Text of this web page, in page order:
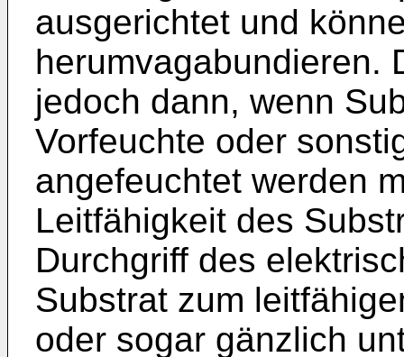
ausgerichtet und
herumvagabundieren.
jedoch dann, wenn
Vorfeuchte oder
angefeuchtet werden
Leitfähigkeit des
Durchgriff des
Substrat zum
oder sogar gänzlich